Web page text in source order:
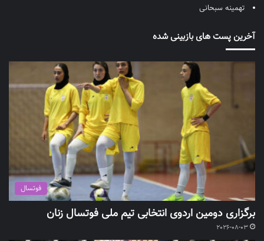
تهمینه سبحانی
آخرین پست های بازبینی شده
فوتسال
برگزاری دومین اردوی انتخابی تیم ملی فوتسال زنان
2026-08-03